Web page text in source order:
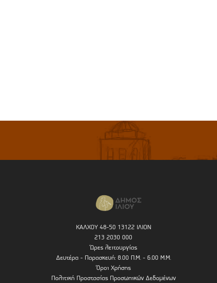
ΚΑΛΧΟΥ 48-50 13122 ΙΛΙΟΝ
213 2030 000
Ώρες λειτουργίας
Δευτέρα - Παρασκευή: 8.00 Π.Μ. - 6.00 Μ.Μ.
Όροι Χρήσης
Πολιτική Προστασίας Προσωπικών Δεδομένων